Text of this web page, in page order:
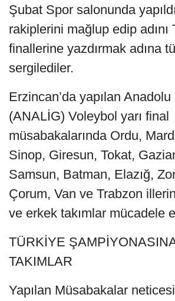
Şubat Spor salonunda
rakiplerini mağlup edip adını
finallerine yazdırmak adına
sergilediler.
Erzincan’da yapılan Anadolu
(ANALİG) Voleybol yarı final
müsabakalarında Ordu,
Sinop, Giresun, Tokat,
Samsun, Batman, Elazığ,
Çorum, Van ve Trabzon
ve erkek takımlar mücadele
TÜRKİYE
TAKIMLAR
Yapılan Müsabakalar